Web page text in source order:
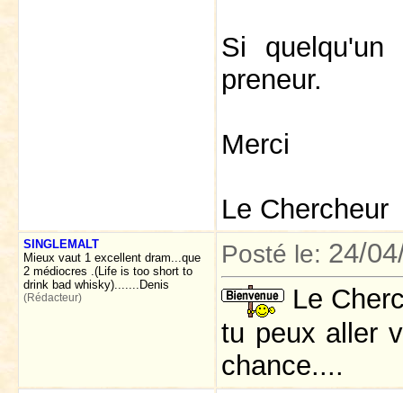
Si quelqu'un
preneur.
Merci
Le Chercheur
SINGLEMALT
Mieux vaut 1 excellent dram...que
2 médiocres .(Life is too short to
drink bad whisky).......Denis
(Rédacteur)
Posté le: 24/
Le
tu peux aller
chance....